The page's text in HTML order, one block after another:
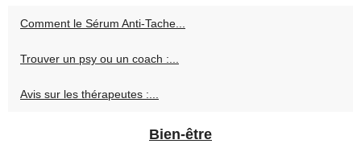
Comment le Sérum Anti-Tache...
Trouver un psy ou un coach :...
Avis sur les thérapeutes :...
Bien-être